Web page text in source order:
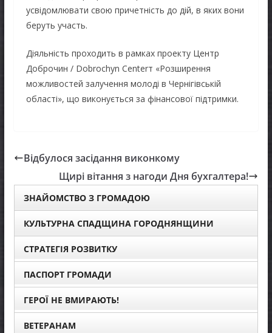
усвідомлювати свою причетність до дій, в яких вони
беруть участь.
Діяльність проходить в рамках проекту Центр
Доброчин / Dobrochyn Centerт «Розширення
можливостей залучення молоді в Чернігівській
області», що виконується за фінансової підтримки.
Відбулося засідання виконкому
Щирі вітання з нагоди Дня бухгалтера!
ЗНАЙОМСТВО З ГРОМАДОЮ
КУЛЬТУРНА СПАДЩИНА ГОРОДНЯНЩИНИ
СТРАТЕГІЯ РОЗВИТКУ
ПАСПОРТ ГРОМАДИ
ГЕРОЇ НЕ ВМИРАЮТЬ!
ВЕТЕРАНАМ